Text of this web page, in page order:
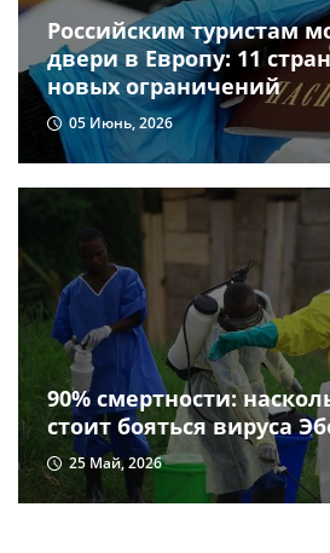
Российским туристам
двери в Европу: 11
новых ограничений
05 Июнь, 2026
90% смертности:
стоит бояться вируса
25 Май, 2026